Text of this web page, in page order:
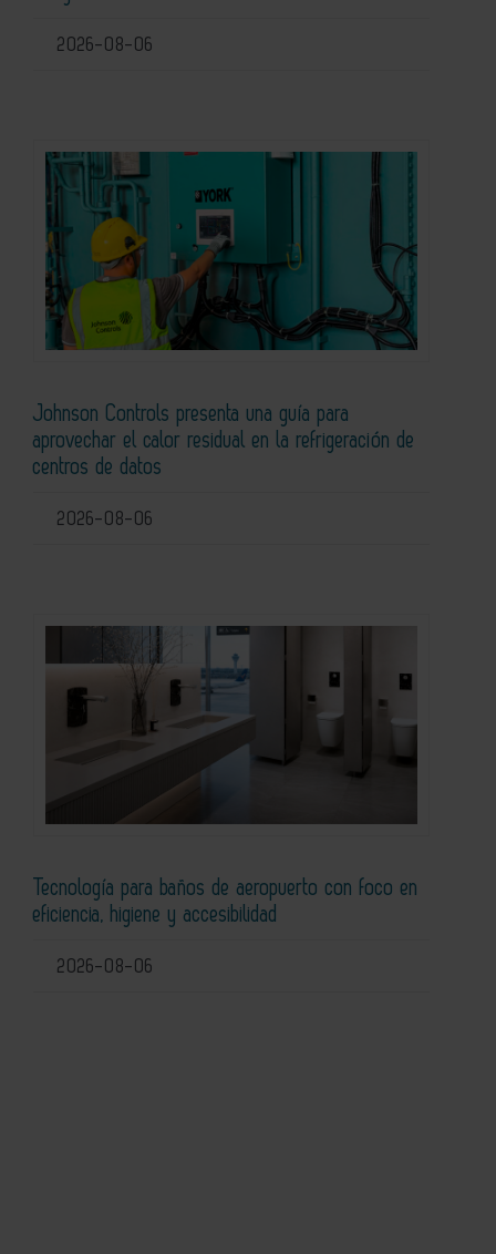
2026-08-06
Johnson Controls presenta una guía para
aprovechar el calor residual en la refrigeración de
centros de datos
2026-08-06
Tecnología para baños de aeropuerto con foco en
eficiencia, higiene y accesibilidad
2026-08-06